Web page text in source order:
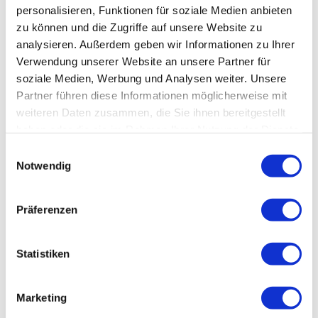
personalisieren, Funktionen für soziale Medien anbieten
zu können und die Zugriffe auf unsere Website zu
analysieren. Außerdem geben wir Informationen zu Ihrer
Verwendung unserer Website an unsere Partner für
soziale Medien, Werbung und Analysen weiter. Unsere
Partner führen diese Informationen möglicherweise mit
weiteren Daten zusammen, die Sie ihnen bereitgestellt
Notwendig
Präferenzen
Statistiken
Marketing
Autor
Bayerische Kartoffel
Mit rund 45000 ha Kartoffelanbaufläche ist
Deutschland. Nahezu überall in Bayern